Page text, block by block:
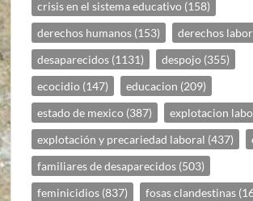
crisis en el sistema educativo (158)
derechos humanos (153) derechos
desaparecidos (1131) despojo (355)
ecocidio (147) educacion (209)
estado de mexico (387) explotacion
explotación y precariedad laboral (437)
familiares de desaparecidos (503)
feminicidios (837) fosas clandestinas